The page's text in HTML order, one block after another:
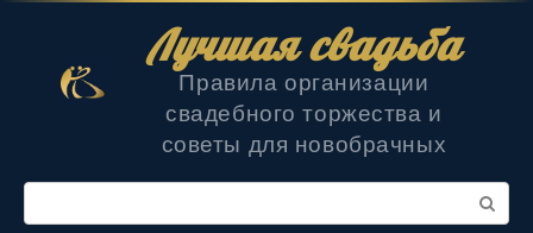
Лучшая свадьба
Правила организации
свадебного торжества и
советы для новобрачных
Поиск: